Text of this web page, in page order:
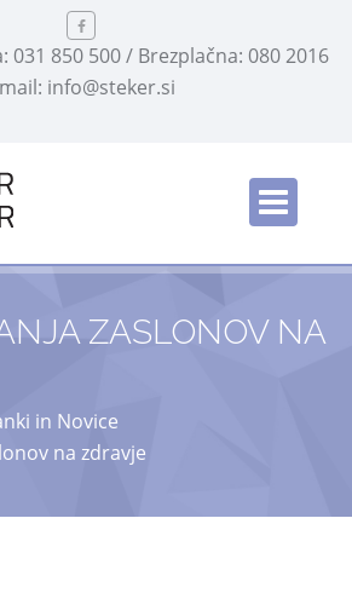
031 850 500 / Brezplačna: 080 2016
info@steker.si
ZASLONOV NA
in Novice
na zdravje